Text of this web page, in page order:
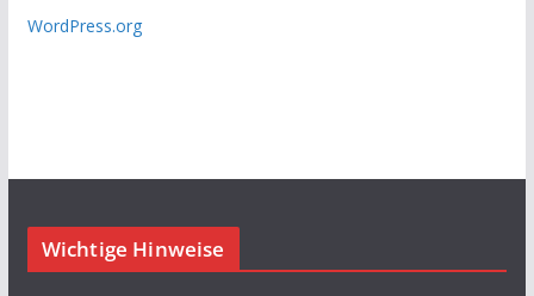
WordPress.org
Wichtige Hinweise